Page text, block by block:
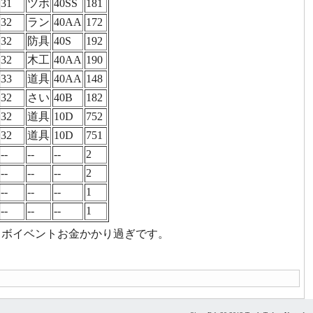
31 ツボ 40SS
181
32 ラン 40AA 172
32 防具 40S
192
32 木工 40AA 190
33 道具 40AA 148
32 さい 40B
182
32 道具 10D
752
32 道具 10D
751
-- -- --
2
-- -- --
2
-- -- --
1
-- -- --
1
イベントお金かかり過ぎです。